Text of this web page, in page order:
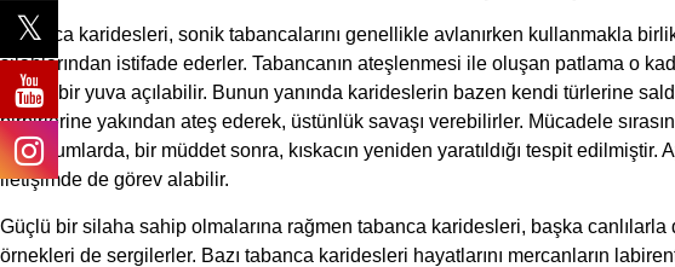
Tabanca karidesleri, sonik tabancalarını genellikle avlanırken kullanmakla
silahlarından istifade ederler. Tabancanın ateşlenmesi ile oluşan patlama o
uygun bir yuva açılabilir. Bunun yanında karideslerin bazen kendi türlerine
birbirlerine yakından ateş ederek, üstünlük savaşı verebilirler. Mücadele
tür durumlarda, bir müddet sonra, kıskacın yeniden yaratıldığı tespit edilmiştir.
iletişimde de görev alabilir.
Güçlü bir silaha sahip olmalarına rağmen tabanca karidesleri, başka
örnekleri de sergilerler. Bazı tabanca karidesleri hayatlarını mercanların